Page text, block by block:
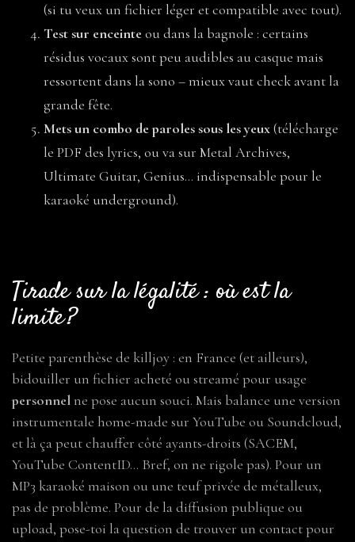
(si tu veux un fichier léger et compatible avec tout).
Test sur enceinteou dans la bagnole : certains
résidus vocaux sont peu audibles au casque mais
ressortent dans la sono – mieux vaut check avant la
grande fête.
Mets un combo de paroles sous les yeux(télécharge
le PDF des lyrics, ou va sur Metal Archives,
Ultimate Guitar, Genius… indispensable pour le
karaoké underground).
Tirade sur la légalité : où est la
limite ?
Petite parenthèse de killjoy : en France (et ailleurs),
bidouiller un fichier acheté ou streamé pour usage
personnel ne pose aucun souci. Mais balance une version
instrumentale home-made sur YouTube ou Soundcloud,
et là ça peut chauffer côté ayants-droits (SACEM,
YouTube ContentID… Bref, on ne rigole pas). Pour un
MP3 karaoké maison ou une teuf privée de métalleux,
pas de problème. Pour de la diffusion publique ou
upload, pose-toi la question de trouver un contact pour